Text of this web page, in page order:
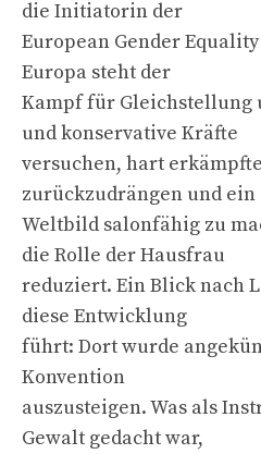
die Initiatorin der
European Gender
Europa steht der
Kampf für Gleichstellung
und konservative Kräfte
versuchen, hart
zurückzudrängen und ein
Weltbild salonfähig zu
die Rolle der Hausfrau
reduziert. Ein Blick nach
diese Entwicklung
führt: Dort wurde
Konvention
auszusteigen. Was als
Gewalt gedacht war,